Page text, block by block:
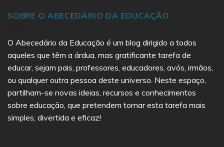
SOBRE O ABECEDÁRIO DA EDUCAÇÃO
O Abecedário da Educação é um blog dirigido a todos
aqueles que têm a árdua, mas gratificante tarefa de
educar, sejam pais, professores, educadores, avós, irmãos,
ou qualquer outra pessoa deste universo. Neste espaço,
partilham-se novas ideias, recursos e conhecimentos
sobre educação, que pretendem tornar esta tarefa mais
simples, divertida e eficaz!